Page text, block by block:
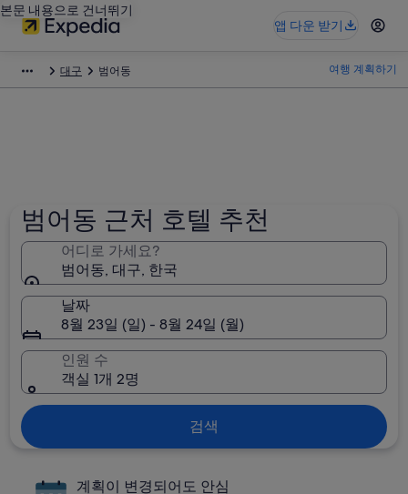
본문 내용으로 건너뛰기
앱 다운 받기
대구 범어동 여행 계획하기
범어동 근처 호텔 추천
어디로 가세요?
범어동, 대구, 한국
날짜
8월 23일 (일) - 8월 24일 (월)
인원 수
객실 1개 2명
검색
계획이 변경되어도 안심